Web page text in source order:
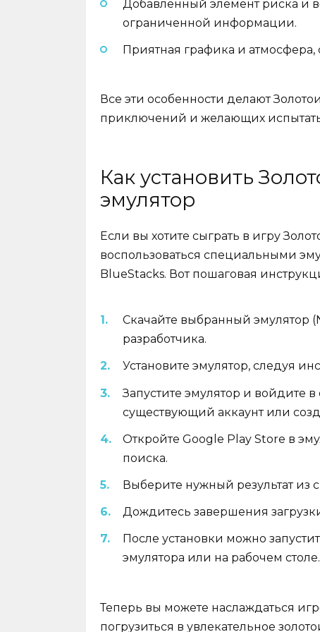
Добавленный элемент риска и
ограниченной информации.
Приятная графика и
Все эти особенности делают
приключений и желающих
Как установить
эмулятор
Если вы хотите сыграть в игру
воспользоваться специальными
BlueStacks. Вот пошаговая
Скачайте выбранный эмулятор
разработчика.
Установите эмулятор, следуя
Запустите эмулятор и войдите
существующий аккаунт или
Откройте Google Play Store в
поиска.
Выберите нужный результат из
Дождитесь завершения
После установки можно
эмулятора или на рабочем столе.
Теперь вы можете наслаждаться
погрузиться в увлекательное